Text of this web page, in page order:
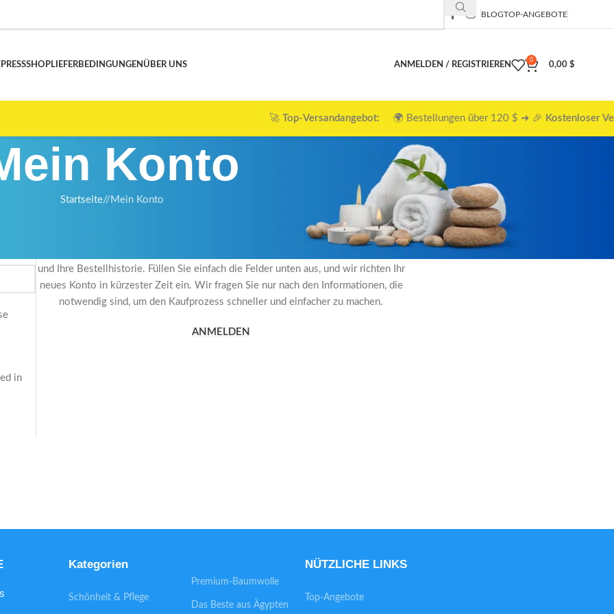
BLOGTOP-ANGEBOTE
SHOPLIEFERBEDINGUNGEN ÜBER UNS ANMELDEN / REGISTRIEREN
0
0,00 $
Top-Versandangebot:🌍 Bestellungen über 120 $ ➜ 🎉Kostenloser Versand | 75
Konto
Startseite/ Mein Konto
in
und Ihre Bestellhistorie. Füllen Sie einfach die Felder unten aus, und wir richten Ihr
neues Konto in kürzester Zeit ein. Wir fragen Sie nur nach den Informationen, die
notwendig sind, um den Kaufprozess schneller und einfacher zu machen.
ANMELDEN
Kategorien
Schönheit & Pflege
Premium-Baumwolle
Das Beste aus Ägypten
NÜTZLICHE LINKS
Top-Angebote